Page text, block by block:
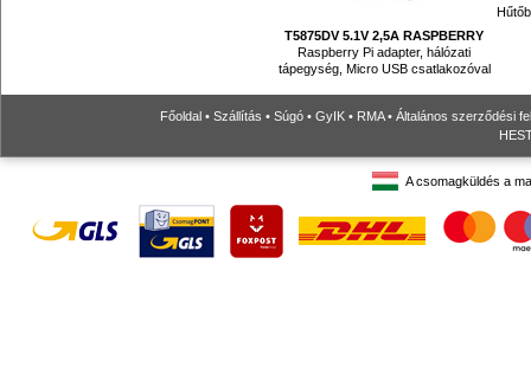
T5875DV 5.1V 2,5A RASPBERRY
Raspberry Pi adapter, hálózati
tápegység, Micro USB csatlakozóval
Főoldal • Szállítás • Súgó • GyIK • RMA• Általános szerződési
A csomagküldés a